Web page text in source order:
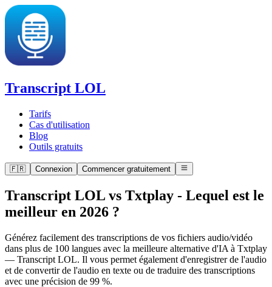
Transcript LOL
Tarifs
Cas d'utilisation
Blog
Outils gratuits
🇫🇷 Connexion Commencer gratuitement
Transcript LOL vs Txtplay - Lequel est le
meilleur en 2026 ?
Générez facilement des transcriptions de vos fichiers audio/vidéo
dans plus de 100 langues avec la meilleure alternative d'IA à Txtplay
— Transcript LOL. Il vous permet également d'enregistrer de l'audio
et de convertir de l'audio en texte ou de traduire des transcriptions
avec une précision de 99 %.